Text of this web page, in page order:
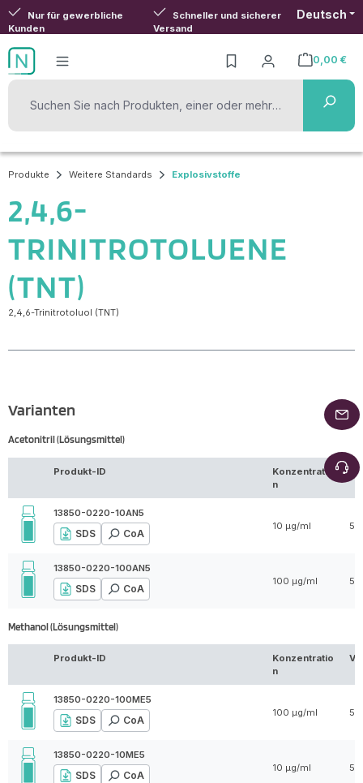
Zum Hauptinhalt springen
Nur für gewerbliche
Kunden
Schneller und sicherer
Versand
Deutsch
0,00 €
Warenkorb
Produkte Weitere Standards Explosivstoffe
2,4,6-
TRINITROTOLUENE
(TNT)
2,4,6-Trinitrotoluol (TNT)
Varianten
Acetonitril (Lösungsmittel)
Produkt-ID
Konzentratio
n
13850-0220-10AN5
SDS CoA
10 µg/ml 5
13850-0220-100AN5
SDS CoA
100 µg/ml 5
Methanol (Lösungsmittel)
Produkt-ID
Konzentratio
n
13850-0220-100ME5
SDS CoA
100 µg/ml 5
13850-0220-10ME5
SDS CoA
10 µg/ml 5